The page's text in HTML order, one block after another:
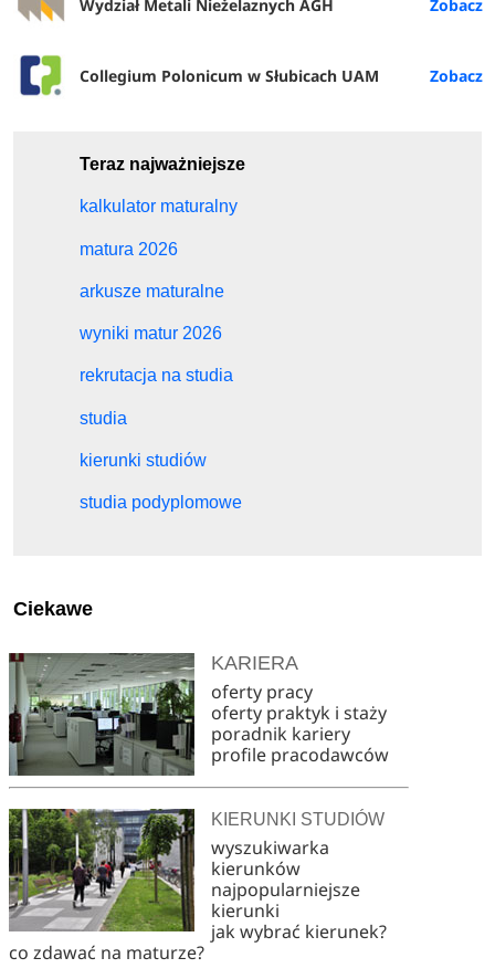
Wydział Metali Nieżelaznych AGH
Collegium Polonicum w Słubicach UAM
Teraz najważniejsze
kalkulator maturalny
matura 2026
arkusze maturalne
wyniki matur 2026
rekrutacja na studia
studia
kierunki studiów
studia podyplomowe
Ciekawe
KARIERA
oferty pracy
oferty praktyk i staży
poradnik kariery
profile pracodawców
KIERUNKI STUDIÓW
wyszukiwarka
kierunków
najpopularniejsze
kierunki
jak wybrać kierunek?
co zdawać na maturze?